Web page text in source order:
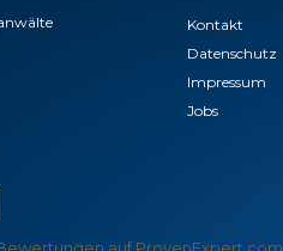
Kontakt
Datenschutz
Impressum
Jobs